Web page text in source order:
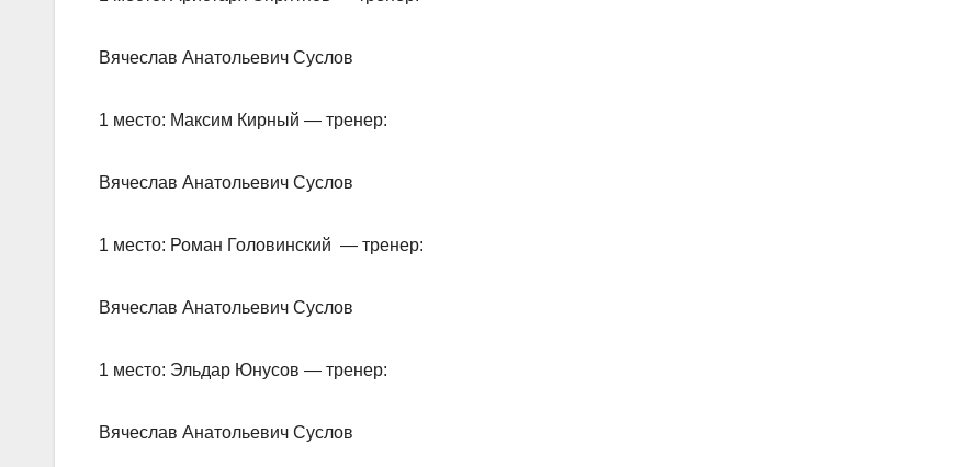
Вячеслав Анатольевич Суслов
1 место: Максим Кирный — тренер:
Вячеслав Анатольевич Суслов
1 место: Роман Головинский — тренер:
Вячеслав Анатольевич Суслов
1 место: Эльдар Юнусов — тренер:
Вячеслав Анатольевич Суслов